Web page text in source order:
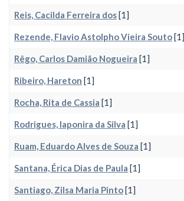
Reis, Cacilda Ferreira dos[1]
Rezende, Flavio Astolpho Vieira Souto[1]
Rêgo, Carlos Damião Nogueira [1]
Ribeiro, Hareton [1]
Rocha, Rita de Cassia [1]
Rodrigues, Iaponira da Silva [1]
Ruam, Eduardo Alves de Souza [1]
Santana, Érica Dias de Paula [1]
Santiago, Zilsa Maria Pinto[1]